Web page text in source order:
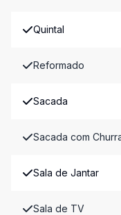
Quintal
Reformado
Sacada
Sacada com
Sala de Jantar
Sala de TV